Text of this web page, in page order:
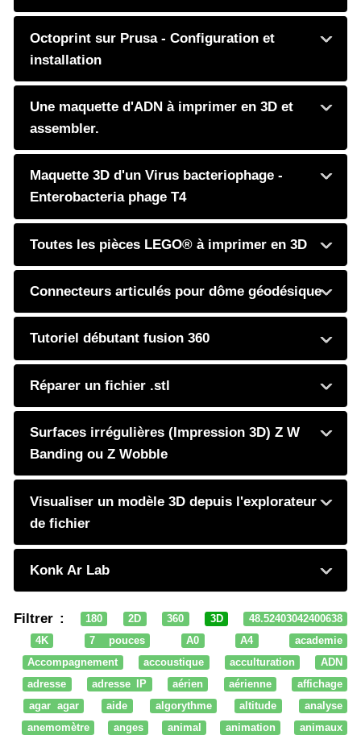
Octoprint sur Prusa - Configuration et
installation
Une maquette d'ADN à imprimer en 3D et
assembler.
Maquette 3D d'un Virus bacteriophage -
Enterobacteria phage T4
Toutes les pièces LEGO® à imprimer en 3D
Connecteurs articulés pour dôme géodésique
Tutoriel débutant fusion 360
Réparer un fichier .stl
Surfaces irrégulières (Impression 3D) Z W
Banding ou Z Wobble
Visualiser un modèle 3D depuis l'explorateur
de fichier
Konk Ar Lab
Filtrer : 180 2D 360 3D
48.52403042400638
4K
7 pouces A0 A4
academie
Accompagnement
accoustique acculturation
ADN
adresse
adresse IP aérien aérienne
affichage
agar agar
aide algorythme altitude
analyse
anemomètre
anges animal animation
animaux